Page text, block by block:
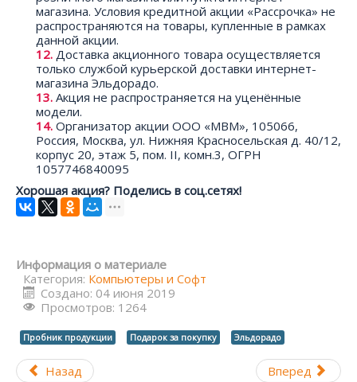
магазина. Условия кредитной акции «Рассрочка» не
распространяются на товары, купленные в рамках
данной акции.
Доставка акционного товара осуществляется
только службой курьерской доставки интернет-
магазина Эльдорадо.
Акция не распространяется на уценённые
модели.
Организатор акции ООО «МВМ», 105066,
Россия, Москва, ул. Нижняя Красносельская д. 40/12,
корпус 20, этаж 5, пом. II, комн.3, ОГРН
1057746840095
Хорошая акция? Поделись в соц.сетях!
Информация о материале
Категория: Компьютеры и Софт
Создано: 04 июня 2019
Просмотров: 1264
Пробник продукции Подарок за покупку Эльдорадо
Назад Вперед